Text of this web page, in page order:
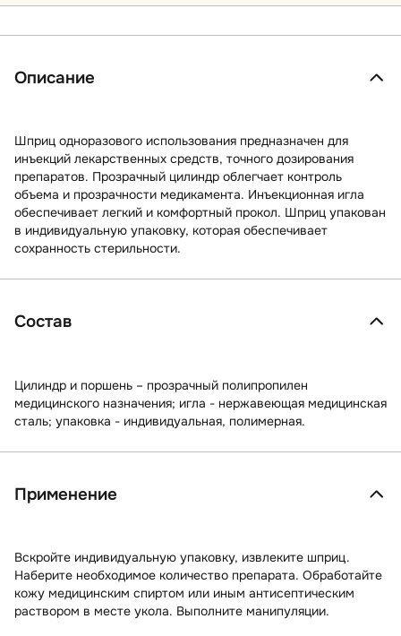
Описание
Шприц одноразового использования предназначен для
инъекций лекарственных средств, точного дозирования
препаратов. Прозрачный цилиндр облегчает контроль
объема и прозрачности медикамента. Инъекционная игла
обеспечивает легкий и комфортный прокол. Шприц упакован
в индивидуальную упаковку, которая обеспечивает
сохранность стерильности.
Состав
Цилиндр и поршень – прозрачный полипропилен
медицинского назначения; игла - нержавеющая медицинская
сталь; упаковка - индивидуальная, полимерная.
Применение
Вскройте индивидуальную упаковку, извлеките шприц.
Наберите необходимое количество препарата. Обработайте
кожу медицинским спиртом или иным антисептическим
раствором в месте укола. Выполните манипуляции.